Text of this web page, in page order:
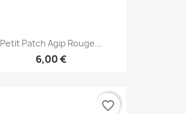
Petit Patch Agip Rouge...
6,00 €
favorite_border